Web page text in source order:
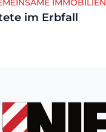
IMMOBILIEN
im Erbfall